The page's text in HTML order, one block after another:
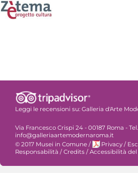
Leggi le recensioni su: Galleria d'Arte
Via Francesco Crispi 24 - 00187 Roma -
info@galleriaartemodernaroma.it
© 2017 Musei in Comune / Privacy /
Responsabilità /Credits /Accessibilità